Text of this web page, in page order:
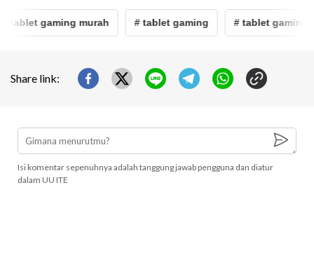
tablet gaming murah # tablet gaming # tablet gaming
Share link:
Isi komentar sepenuhnya adalah tanggung jawab pengguna dan diatur
dalam UU ITE